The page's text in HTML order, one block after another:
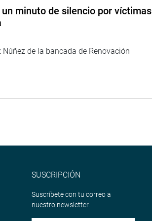
sido muy genérico. Respecto de la
mencionó que no se había precisado
Defendió la descentralización, porque
minuto de silencio por víctimas
de la bancada de Renovación
SUSCRIPCIÓN
Suscríbete con tu correo a
nuestro newsletter.